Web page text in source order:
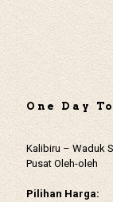
One Day
Kalibiru – Waduk
Pusat Oleh-oleh
Pilihan Harga: